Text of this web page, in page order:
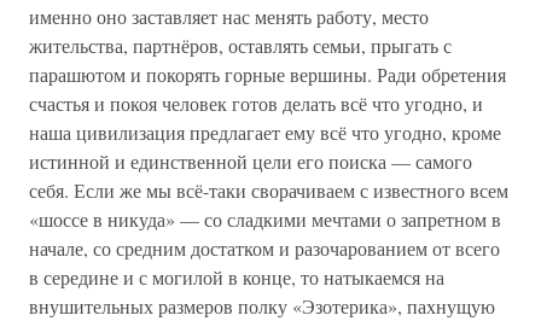
именно оно заставляет нас менять работу, место
жительства, партнёров, оставлять семьи, прыгать с
парашютом и покорять горные вершины. Ради обретения
счастья и покоя человек готов делать всё что угодно, и
наша цивилизация предлагает ему всё что угодно, кроме
истинной и единственной цели его поиска — самого
себя. Если же мы всё-таки сворачиваем с известного всем
«шоссе в никуда» — со сладкими мечтами о запретном в
начале, со средним достатком и разочарованием от всего
в середине и с могилой в конце, то натыкаемся на
внушительных размеров полку «Эзотерика», пахнущую